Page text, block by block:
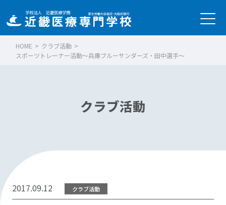
HOME > クラブ活動 >
スポーツトレーナー活動～兵庫ブルーサンダーズ・田中選手～
クラブ活動
2017.09.12 クラブ活動